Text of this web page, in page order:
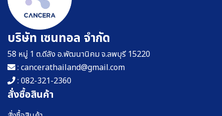
บริษัท เซนทอล จำกัด
58 หมู่ 1 ต.ดีลัง อ.พัฒนานิคม จ.ลพบุรี 15220
: cancerathailand@gmail.com
: 082-321-2360
สั่งซื้อสินค้า